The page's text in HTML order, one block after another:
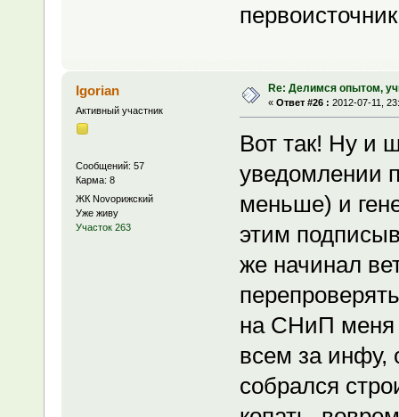
Igorian
Активный участник
Сообщений: 57
Карма: 8
ЖК Novoрижский
Уже живу
Участок 263
Re: Делимся опытом,
« Ответ #26 : 2012-07-11,
Вот так! Ну и
уведомлении
меньше) и
этим
же начинал
на СНиП меня
всем за инфу,
собрался